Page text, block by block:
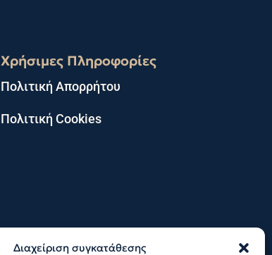
Διαχείριση συγκατάθεσης
Χρήσιμες Πληροφορίες
Πολιτική Απορρήτου
Πολιτική Cookies